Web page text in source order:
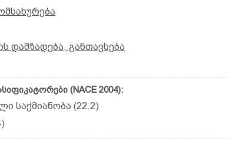
დამზადება, განთავსება
(NACE 2004):
საქმიანობა (22.2)